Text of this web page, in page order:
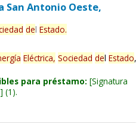
Antonio Oeste,
del Estado.
Eléctrica, Sociedad del Estado,
para préstamo: Signatura
(1).